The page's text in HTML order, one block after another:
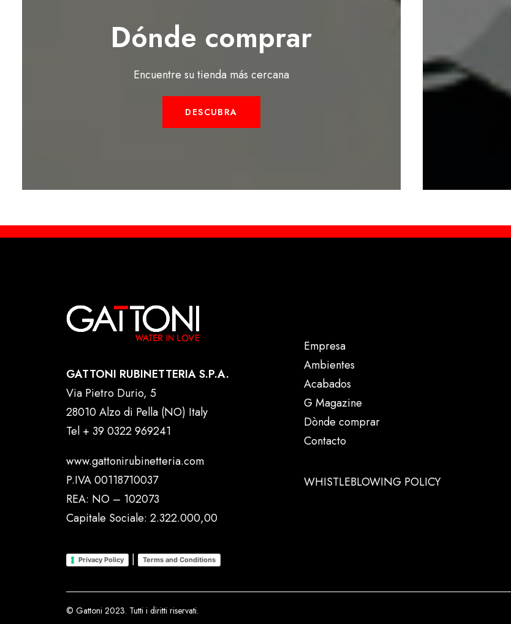
Dónde comprar
Encuentre su tienda más cercana
DESCUBRA
GATTONI RUBINETTERIA S.P.A.
Via Pietro Durio, 5
28010 Alzo di Pella (NO) Italy
Tel + 39 0322 969241
www.gattonirubinetteria.com
P.IVA 00118710037
REA: NO – 102073
Capitale Sociale: 2.322.000,00
Privacy Policy | Terms and Conditions
Empresa
Ambientes
Acabados
G Magazine
Dònde comprar
Contacto
WHISTLEBLOWING POLICY
© Gattoni 2023. Tutti i diritti riservati.